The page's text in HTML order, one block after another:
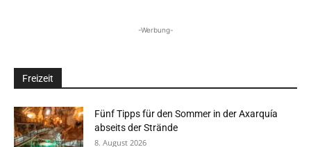
-Werbung-
Freizeit
Fünf Tipps für den Sommer in der Axarquía
abseits der Strände
8. August 2026